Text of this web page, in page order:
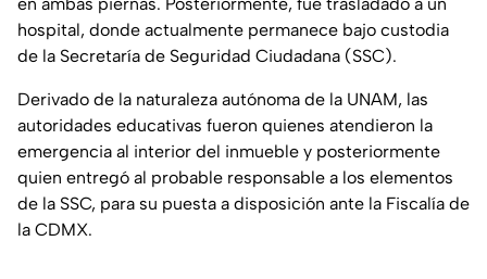
hospital, donde actualmente permanece bajo custodia
de la Secretaría de Seguridad Ciudadana (SSC).
Derivado de la naturaleza autónoma de la UNAM, las
autoridades educativas fueron quienes atendieron la
emergencia al interior del inmueble y posteriormente
quien entregó al probable responsable a los elementos
de la SSC, para su puesta a disposición ante la Fiscalía de
la CDMX.